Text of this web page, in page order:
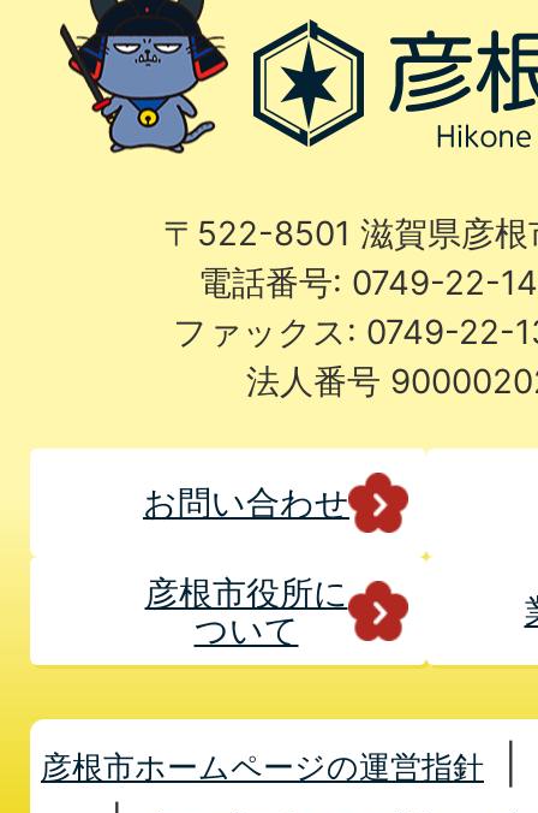
〒522-8501 滋賀県彦
電話番号: 0749-22-
ファックス: 0749-22-
法人番号
お問い合わせ
彦根市役所に
ついて
彦根市ホームページの運営指針